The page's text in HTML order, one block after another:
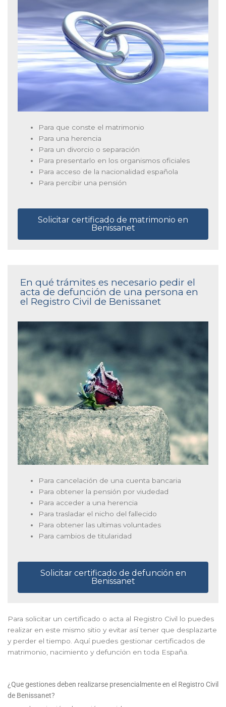
Para que conste el matrimonio
Para una herencia
Para un divorcio o separación
Para presentarlo en los organismos oficiales
Para acceso de la nacionalidad española
Para percibir una pensión
Solicitar certificado de matrimonio en
Benissanet
En qué trámites es necesario pedir el
acta de defunción de una persona en
el Registro Civil de Benissanet
Para cancelación de una cuenta bancaria
Para obtener la pensión por viudedad
Para acceder a una herencia
Para trasladar el nicho del fallecido
Para obtener las ultimas voluntades
Para cambios de titularidad
Solicitar certificado de defunción en
Benissanet
Para solicitar un certificado o acta al Registro Civil lo puedes
realizar en este mismo sitio y evitar así tener que desplazarte
y perder el tiempo. Aquí puedes gestionar certificados de
matrimonio, nacimiento y defunción en toda España.
¿Que gestiones deben realizarse presencialmente en el Registro Civil
de Benissanet?